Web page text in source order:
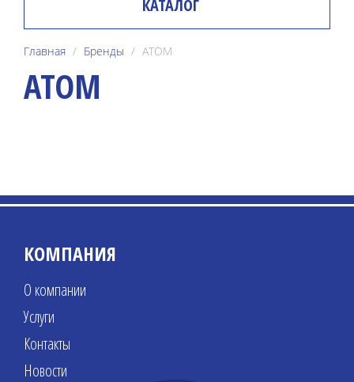
КАТАЛОГ
Главная Бренды ATOM
ATOM
КОМПАНИЯ
О компании
Услуги
Контакты
Новости